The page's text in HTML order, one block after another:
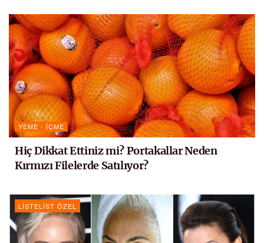
YEME - İÇME
Hiç Dikkat Ettiniz mi? Portakallar Neden
Kırmızı Filelerde Satılıyor?
LISTELIST ÖZEL